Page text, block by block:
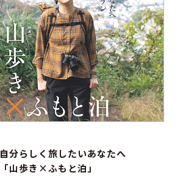
自分らしく旅したいあなたへ
「山歩き×ふもと泊」